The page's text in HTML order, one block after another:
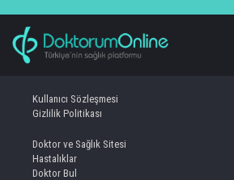
Kullanıcı Sözleşmesi
Gizlilik Politikası
Doktor ve Sağlık Sitesi
Hastalıklar
Doktor Bul